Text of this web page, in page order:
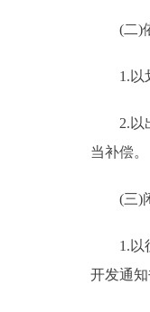
(二)依
1.以划
2.以出
当补偿。
(三)闲
1.以征
开发通